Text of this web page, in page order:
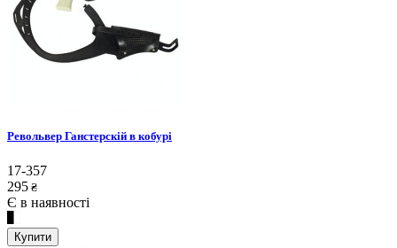
Револьвер Ганстерскій в кобурі
17-357
295 ₴
Є в наявності
Купити